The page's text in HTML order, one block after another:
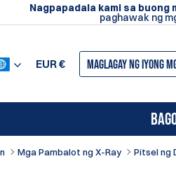
Nagpapadala kami sa buong
paghawak ng
EUR€
Mga Pambalot ng X-Ray Pitsel ng